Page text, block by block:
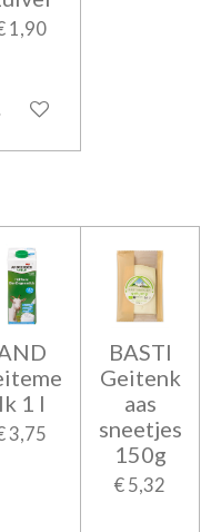
1,90
winkelwagen
lk 1 l
3,75
BASTI
Geitenk
aas
sneetjes
150g
€ 5,32